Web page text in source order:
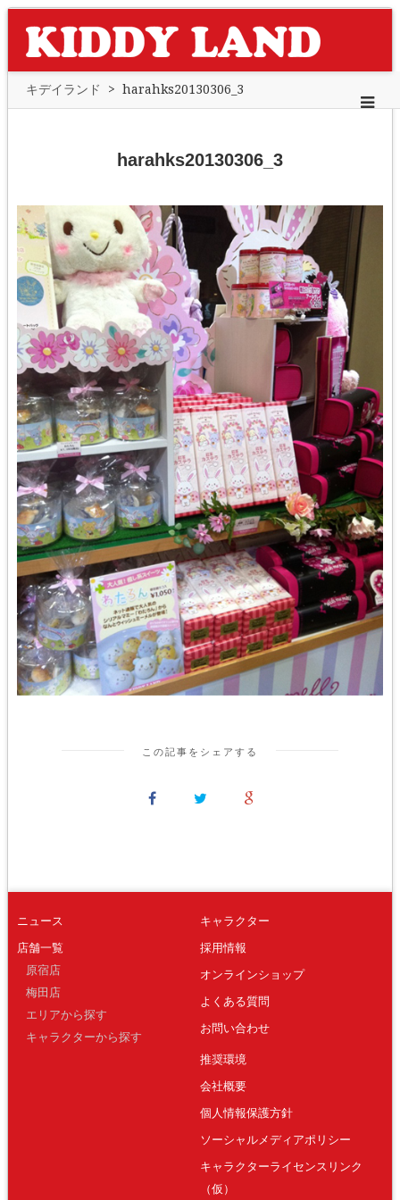
キデイランド > harahks20130306_3
harahks20130306_3
この記事をシェアする
ニュース
店舗一覧
原宿店
梅田店
エリアから探す
キャラクターから探す
キャラクター
採用情報
オンラインショップ
よくある質問
お問い合わせ
推奨環境
会社概要
個人情報保護方針
ソーシャルメディアポリシー
キャラクターライセンスリンク
（仮）